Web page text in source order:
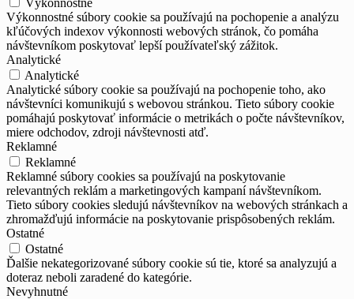
Výkonnostné súbory cookie sa používajú na pochopenie a analýzu
kľúčových indexov výkonnosti webových stránok, čo pomáha
návštevníkom poskytovať lepší používateľský zážitok.
Analytické
Analytické
Analytické súbory cookie sa používajú na pochopenie toho, ako
návštevníci komunikujú s webovou stránkou. Tieto súbory cookie
pomáhajú poskytovať informácie o metrikách o počte návštevníkov,
miere odchodov, zdroji návštevnosti atď.
Reklamné
Reklamné
Reklamné súbory cookies sa používajú na poskytovanie
relevantných reklám a marketingových kampaní návštevníkom.
Tieto súbory cookies sledujú návštevníkov na webových stránkach a
zhromažďujú informácie na poskytovanie prispôsobených reklám.
Ostatné
Ostatné
Ďalšie nekategorizované súbory cookie sú tie, ktoré sa analyzujú a
doteraz neboli zaradené do kategórie.
Nevyhnutné